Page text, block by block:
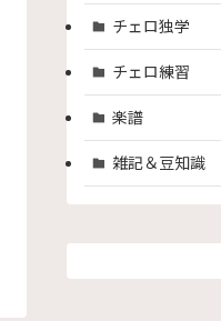
チェロ独学
チェロ練習
楽譜
雑記＆豆知識